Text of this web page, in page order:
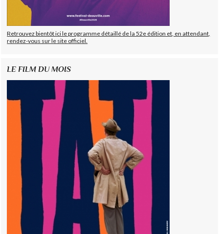
Retrouvez bientôt ici le programme détaillé de la 52e édition et, en attendant,
rendez-vous sur le site officiel.
LE FILM DU MOIS